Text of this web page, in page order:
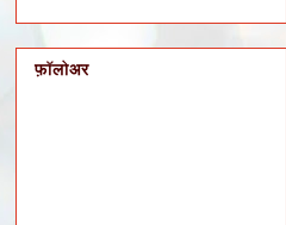
फ़ॉलोअर